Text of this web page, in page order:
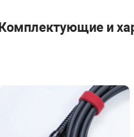
Комплектующие и